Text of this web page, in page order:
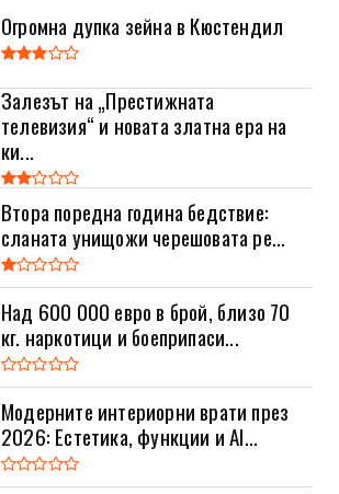
Огромна дупка зейна в Кюстендил
Залезът на „Престижната
телевизия“ и новата златна ера на
ки...
Втора поредна година бедствие:
сланата унищожи черешовата ре...
Над 600 000 евро в брой, близо 70
кг. наркотици и боеприпаси...
Модерните интериорни врати през
2026: Естетика, функции и AI...